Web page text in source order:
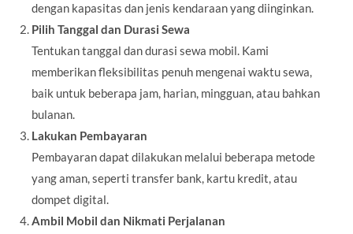
dengan kapasitas dan jenis kendaraan yang diinginkan.
Pilih Tanggal dan Durasi Sewa
Tentukan tanggal dan durasi sewa mobil. Kami
memberikan fleksibilitas penuh mengenai waktu sewa,
baik untuk beberapa jam, harian, mingguan, atau bahkan
bulanan.
Lakukan Pembayaran
Pembayaran dapat dilakukan melalui beberapa metode
yang aman, seperti transfer bank, kartu kredit, atau
dompet digital.
Ambil Mobil dan Nikmati Perjalanan